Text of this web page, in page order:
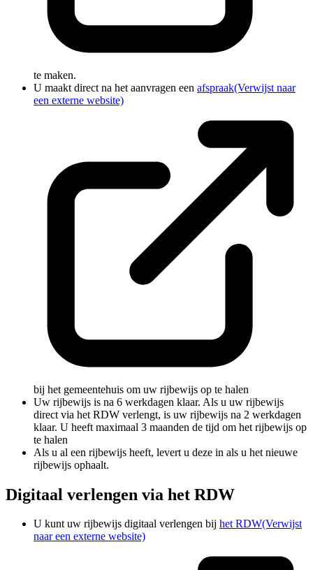
te maken.
U maakt direct na het aanvragen een afspraak(Verwijst naar
een externe website)
bij het gemeentehuis om uw rijbewijs op te halen
Uw rijbewijs is na 6 werkdagen klaar. Als u uw rijbewijs
direct via het RDW verlengt, is uw rijbewijs na 2 werkdagen
klaar. U heeft maximaal 3 maanden de tijd om het rijbewijs op
te halen
Als u al een rijbewijs heeft, levert u deze in als u het nieuwe
rijbewijs ophaalt.
Digitaal verlengen via het RDW
U kunt uw rijbewijs digitaal verlengen bij het RDW(Verwijst
naar een externe website)